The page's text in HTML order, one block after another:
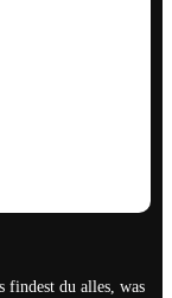
findest du alles, was